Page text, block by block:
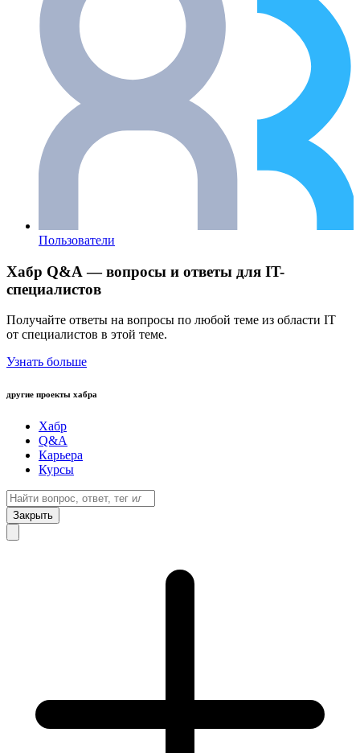
Пользователи
Хабр Q&A — вопросы и ответы для IT-
специалистов
Получайте ответы на вопросы по любой теме из области IT
от специалистов в этой теме.
Узнать больше
другие проекты хабра
Хабр
Q&A
Карьера
Курсы
Закрыть